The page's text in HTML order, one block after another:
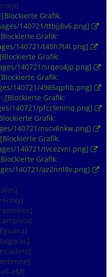
[Blockierte Grafik:
140721/ttbjj8v6.png]
Grafik:
140721/t45h7t4l.png]
[Blockierte Grafik:
140721/srqeo4jp.png]
Grafik:
140721/4985qphb.png]
[Blockierte Grafik:
140721/pfcc9mmq.png]
Grafik:
140721/nscv8nkw.png]
[Blockierte Grafik:
140721/tvcezvni.png]
Grafik:
140721/az2nnl8v.png]
eM]